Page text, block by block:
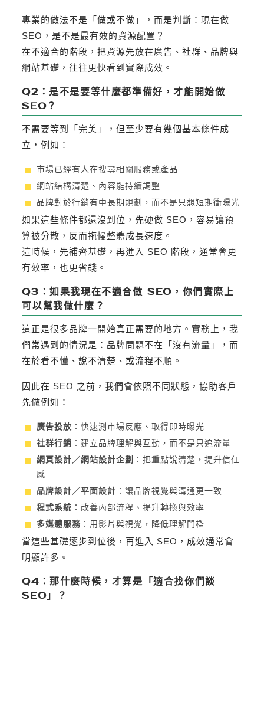
專業的做法不是「做或不做」，而是判斷：現在做
SEO，是不是最有效的資源配置？
在不適合的階段，把資源先放在廣告、社群、品牌與
網站基礎，往往更快看到實際成效。
Q2：是不是要等什麼都準備好，才能開始做
SEO？
不需要等到「完美」，但至少要有幾個基本條件成
立，例如：
市場已經有人在搜尋相關服務或產品
網站結構清楚、內容能持續調整
品牌對於行銷有中長期規劃，而不是只想短期衝曝光
如果這些條件都還沒到位，先硬做 SEO，容易讓預
算被分散，反而拖慢整體成長速度。
這時候，先補齊基礎，再進入 SEO 階段，通常會更
有效率，也更省錢。
Q3：如果我現在不適合做 SEO，你們實際上
可以幫我做什麼？
這正是很多品牌一開始真正需要的地方。實務上，我
們常遇到的情況是：品牌問題不在「沒有流量」，而
在於看不懂、說不清楚、或流程不順。
因此在 SEO 之前，我們會依照不同狀態，協助客戶
先做例如：
廣告投放 ：快速測市場反應、取得即時曝光
社群行銷 ：建立品牌理解與互動，而不是只追流量
網頁設計／網站設計企劃 ：把重點說清楚，提升信任
感
品牌設計／平面設計 ：讓品牌視覺與溝通更一致
程式系統 ：改善內部流程、提升轉換與效率
多媒體服務 ：用影片與視覺，降低理解門檻
當這些基礎逐步到位後，再進入 SEO，成效通常會
明顯許多。
Q4：那什麼時候，才算是「適合找你們談
SEO」？